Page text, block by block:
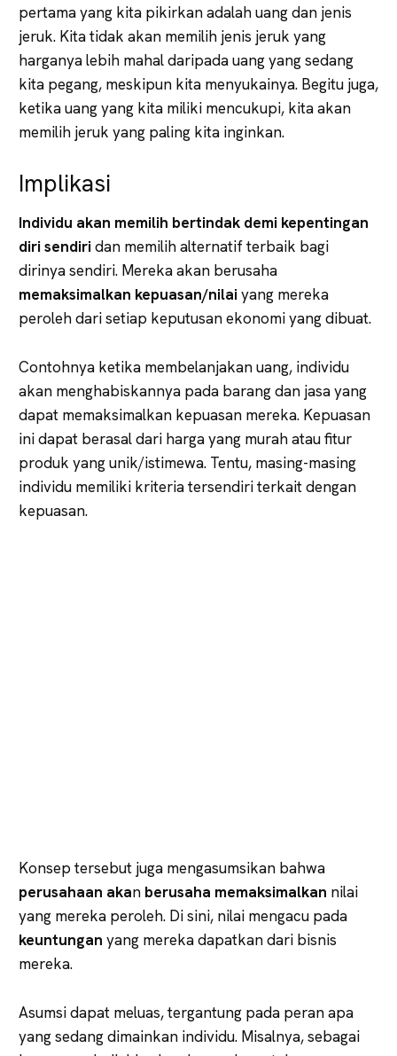
pertama yang kita pikirkan adalah uang dan jenis
jeruk. Kita tidak akan memilih jenis jeruk yang
harganya lebih mahal daripada uang yang sedang
kita pegang, meskipun kita menyukainya. Begitu juga,
ketika uang yang kita miliki mencukupi, kita akan
memilih jeruk yang paling kita inginkan.
Implikasi
Individu akan memilih bertindak demi kepentingan
diri sendiridan memilih alternatif terbaik bagi
dirinya sendiri. Mereka akan berusaha
memaksimalkan kepuasan/nilaiyang mereka
peroleh dari setiap keputusan ekonomi yang dibuat.
Contohnya ketika membelanjakan uang, individu
akan menghabiskannya pada barang dan jasa yang
dapat memaksimalkan kepuasan mereka. Kepuasan
ini dapat berasal dari harga yang murah atau fitur
produk yang unik/istimewa. Tentu, masing-masing
individu memiliki kriteria tersendiri terkait dengan
kepuasan.
Konsep tersebut juga mengasumsikan bahwa
perusahaan akan berusaha memaksimalkan nilai
yang mereka peroleh. Di sini, nilai mengacu pada
keuntungan yang mereka dapatkan dari bisnis
mereka.
Asumsi dapat meluas, tergantung pada peran apa
yang sedang dimainkan individu. Misalnya, sebagai